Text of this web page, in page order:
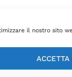
il nostro sito
ACCETTA